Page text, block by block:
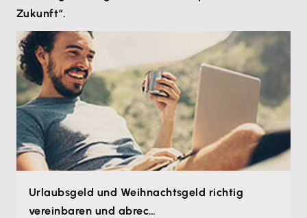
Zukunft“.
Urlaubsgeld und Weihnachtsgeld richtig
vereinbaren und abrec…